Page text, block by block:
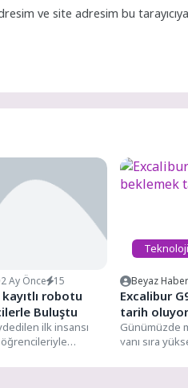
ve site adresim bu
2 Ay Önce 15
robotu
Buluştu
ilk insansı
öğrencileriyle
Teknoloji
Beyaz
Excalibur
tarih oluyor
Günümüzde
yanı sıra